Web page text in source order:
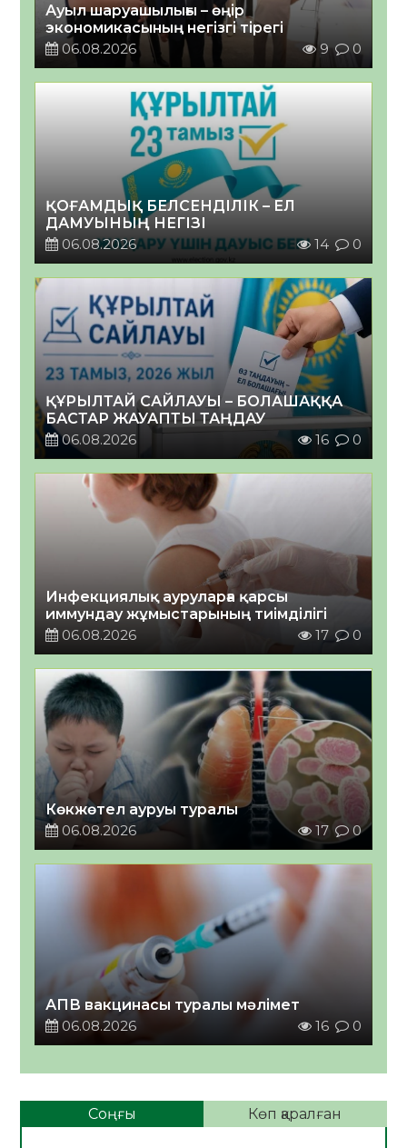
Ауыл шаруашылығы – өңір
экономикасының негізгі тірегі
06.08.2026
9 0
ҚОҒАМДЫҚ БЕЛСЕНДІЛІК – ЕЛ
ДАМУЫНЫҢ НЕГІЗІ
06.08.2026
14 0
ҚҰРЫЛТАЙ САЙЛАУЫ – БОЛАШАҚҚА
БАСТАР ЖАУАПТЫ ТАҢДАУ
06.08.2026
16 0
Инфекциялық ауруларға қарсы
иммундау жұмыстарының тиімділігі
06.08.2026
17 0
Көкжөтел ауруы туралы
06.08.2026
17 0
АПВ вакцинасы туралы мәлімет
06.08.2026
16 0
Соңғы Көп қаралған